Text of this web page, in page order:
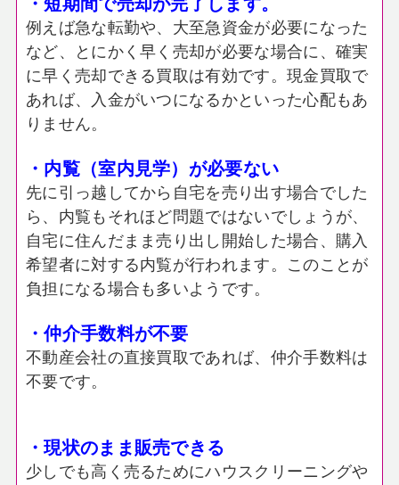
例えば急な転勤や、大至急資金が必要になった
など、とにかく早く売却が必要な場合に、確実
に早く売却できる買取は有効です。現金買取で
あれば、入金がいつになるかといった心配もあ
りません。
・内覧（室内見学）が必要ない
先に引っ越してから自宅を売り出す場合でした
ら、内覧もそれほど問題ではないでしょうが、
自宅に住んだまま売り出し開始した場合、購入
希望者に対する内覧が行われます。このことが
負担になる場合も多いようです。
・仲介手数料が不要
不動産会社の直接買取であれば、仲介手数料は
不要です。
・現状のまま販売できる
少しでも高く売るためにハウスクリーニングや